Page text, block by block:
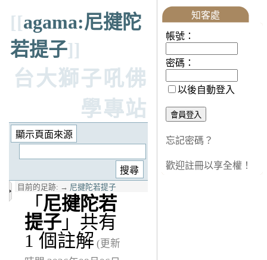
[[agama:尼揵陀
若提子]]
台大獅子吼佛
學專站
目前的足跡: → 尼揵陀若提子
「 尼揵陀若
提子 」共有
1 個註解 (更新
知客處
帳號：
密碼：
以後自動登入
忘記密碼？
歡迎註冊以享全權！